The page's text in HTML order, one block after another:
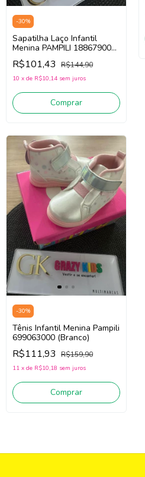
-30%
Sapatilha Laço Infantil
Menina PAMPILI 188679000
(areia)
R$101,43 R$144,90
10 x de R$10,14 sem juros
Comprar
-30%
Tênis Infantil Menina Pampili
699063000 (Branco)
R$111,93 R$159,90
11 x de R$10,18 sem juros
Comprar